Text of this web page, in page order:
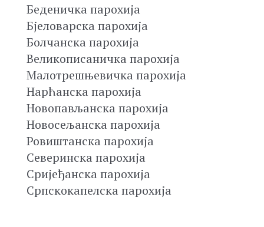
Беденичка парохија
Бјеловарска парохија
Болчанска парохија
Великописаничка парохија
Малотрешњевичка парохија
Нарћанска парохија
Новопављанска парохија
Новосељанска парохија
Ровиштанска парохија
Северинска парохија
Сријеђанска парохија
Српскокапелска парохија